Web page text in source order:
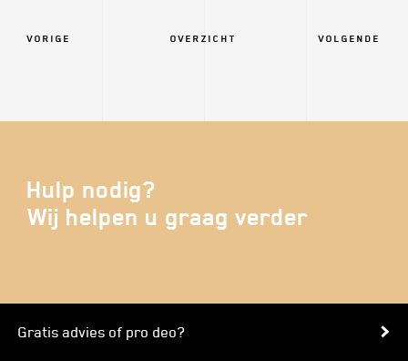
VORIGE OVERZICHT VOLGENDE
Hulp nodig?
Wij helpen u graag verder
Gratis advies of pro deo?